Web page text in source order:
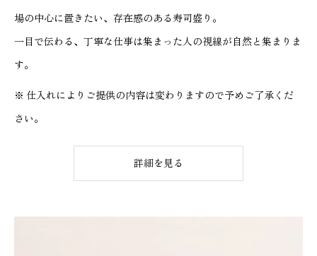
場の中心に置きたい、存在感のある寿司盛り。
一目で伝わる、丁寧な仕事は集まった人の視線が自然と集まりま
す。
※ 仕入れによりご提供の内容は変わりますので予めご了承くだ
さい。
詳細を見る